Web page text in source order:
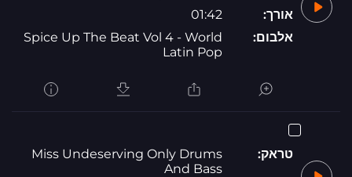
אורך:
01:42
אלבום:
Spice Up The Beat Vol 4 - World
Latin Pop
טראק:
Miss Undeserving Only Drums
And Bass